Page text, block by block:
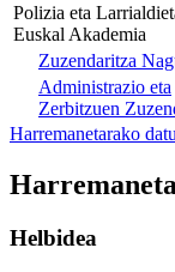
Polizia eta
Euskal Akademia
Zuzendaritza
Administrazio eta
Zerbitzuen
Harremanetarako
Helbidea